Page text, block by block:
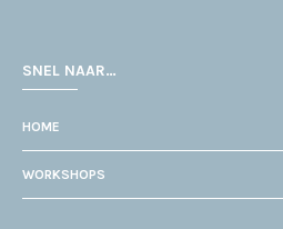
SNEL NAAR…
HOME
WORKSHOPS